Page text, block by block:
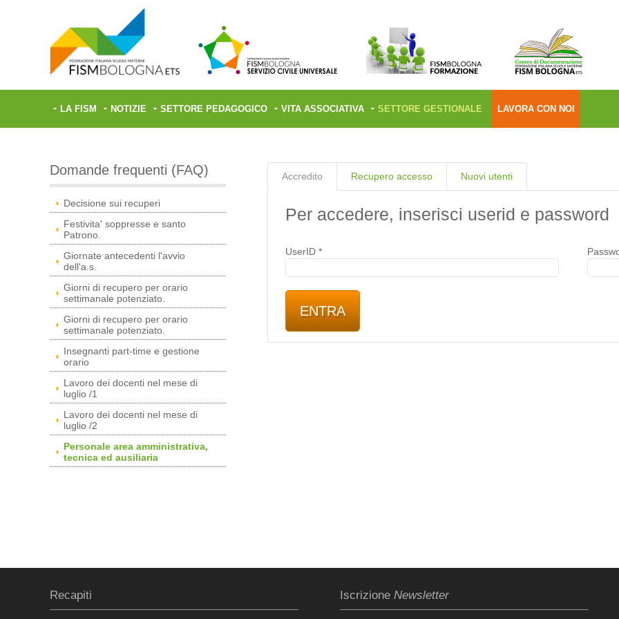
LA FISM NOTIZIE SETTORE PEDAGOGICO VITA ASSOCIATIVA SETTORE GESTIONALE LAVORA CON NOI
Domande frequenti (FAQ)
Decisione sui recuperi
Festivita' soppresse e santo
Patrono.
Giornate antecedenti l'avvio
dell'a.s.
Giorni di recupero per orario
settimanale potenziato.
Giorni di recupero per orario
settimanale potenziato.
Insegnanti part-time e gestione
orario
Lavoro dei docenti nel mese di
luglio /1
Lavoro dei docenti nel mese di
luglio /2
Personale area amministrativa,
tecnica ed ausiliaria
Accredito Recupero accesso Nuovi utenti
Per accedere, inserisci userid e password
UserID *
Recapiti Iscrizione Newsletter